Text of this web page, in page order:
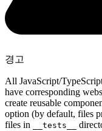
경고
All JavaScript/
have corresponding
create reusable
option (by default, files
files in
__tests__